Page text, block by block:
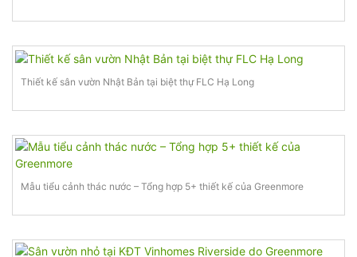
Thiết kế sân vườn Nhật Bản tại biệt thự FLC Hạ Long
Mẫu tiểu cảnh thác nước – Tổng hợp 5+ thiết kế của Greenmore